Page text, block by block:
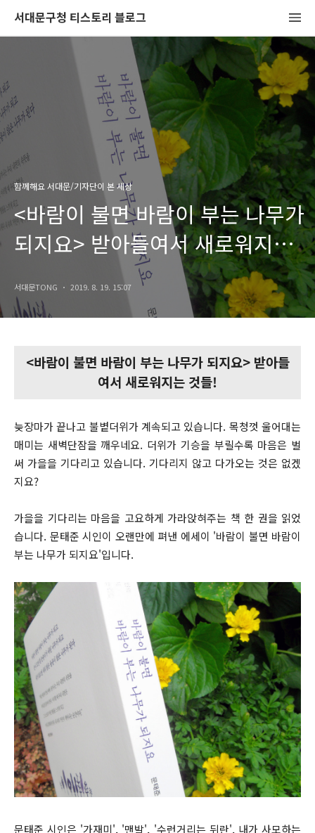
서대문구청 티스토리 블로그
함께해요 서대문/기자단이 본 세상
<바람이 불면 바람이 부는 나무가
되지요> 받아들여서 새로워지는
서대문TONG 2019. 8. 19. 15:07
<바람이 불면 바람이 부는 나무가 되지요> 받아들
여서 새로워지는 것들!
늦장마가 끝나고 불볕더위가 계속되고 있습니다. 목청껏 울어대는
매미는 새벽단잠을 깨우네요. 더위가 기승을 부릴수록 마음은 벌
써 가을을 기다리고 있습니다. 기다리지 않고 다가오는 것은 없겠
지요?
가을을 기다리는 마음을 고요하게 가라앉혀주는 책 한 권을 읽었
습니다. 문태준 시인이 오랜만에 펴낸 에세이 '바람이 불면 바람이
부는 나무가 되지요'입니다.
문태준 시인은 '가재미', '맨발', '수런거리는 뒤란', 내가 사모하는